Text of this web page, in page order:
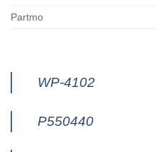
Partmo
WP-4102
P550440